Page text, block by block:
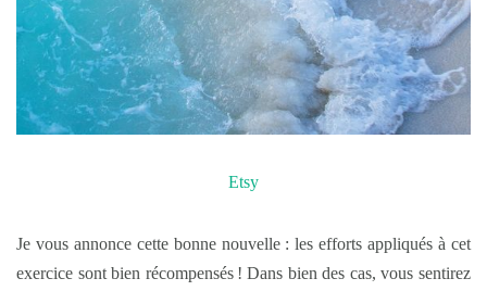
Etsy
Je vous annonce cette bonne nouvelle : les efforts appliqués à cet
exercice sont bien récompensés ! Dans bien des cas, vous sentirez